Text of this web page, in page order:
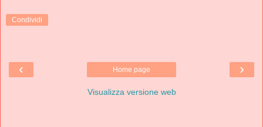
Condividi
‹ ›
Home page
Visualizza versione web